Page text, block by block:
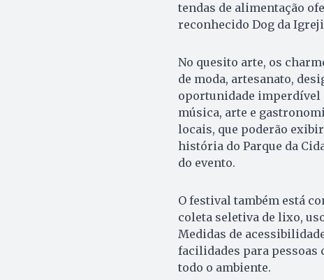
tendas de alimentação
reconhecido Dog da
No quesito arte, os
de moda, artesanato,
oportunidade imperdível
música, arte e
locais, que poderão
história do Parque da
do evento.
O festival também está
coleta seletiva de lixo,
Medidas de
facilidades para pessoas
todo o ambiente.